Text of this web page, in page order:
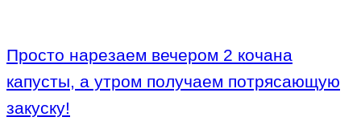
Просто нарезаем вечером 2 кочана
капусты, а утром получаем потрясающую
закуску!